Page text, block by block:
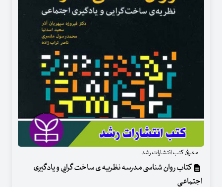
معرفی کتب انتشارات رشد
کتاب روان شناسی مدرسه نظریه ی ساخت گرایی و یادگیری
اجتماعی